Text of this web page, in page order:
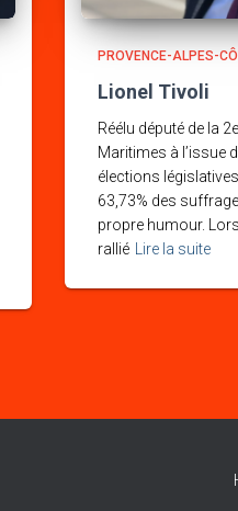
PROVENCE-ALPES-
Lionel Tivoli
Réélu député de la
Maritimes à l’issue
élections
63,73% des
propre humour.
rallié
Lire la suite